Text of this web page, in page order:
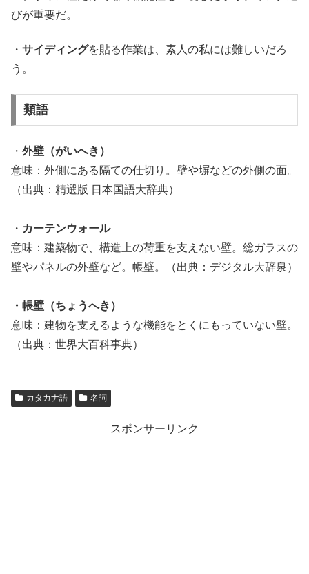
びが重要だ。
・ サイディングを貼る作業は、素人の私には難しいだろ
う。
類語
・ 外壁（がいへき）
意味：外側にある隔ての仕切り。壁や塀などの外側の面。
（出典：精選版 日本国語大辞典）
・ カーテンウォール
意味：建築物で、構造上の荷重を支えない壁。総ガラスの
壁やパネルの外壁など。帳壁。（出典：デジタル大辞泉）
・帳壁（ちょうへき）
意味：建物を支えるような機能をとくにもっていない壁。
（出典：世界大百科事典）
カタカナ語 名詞
スポンサーリンク